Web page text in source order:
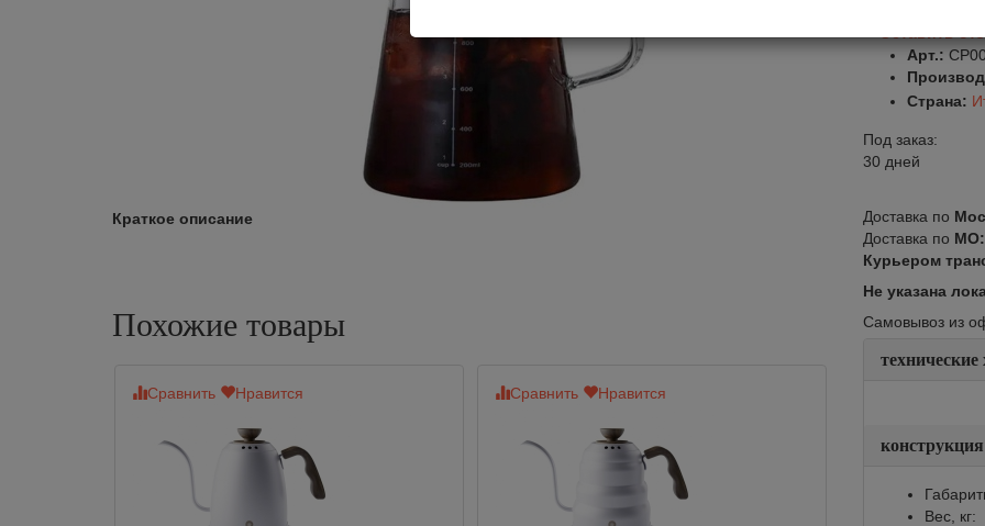
Краткое описание
Похожие товары
Сравнить Нравится Сравнить Нравится
Арт.:
Страна:
Под заказ:
30 дней
Доставка по
Доставка по МО:
Курьером
Не указана
Самовывоз из
конструкция
Вес, кг: